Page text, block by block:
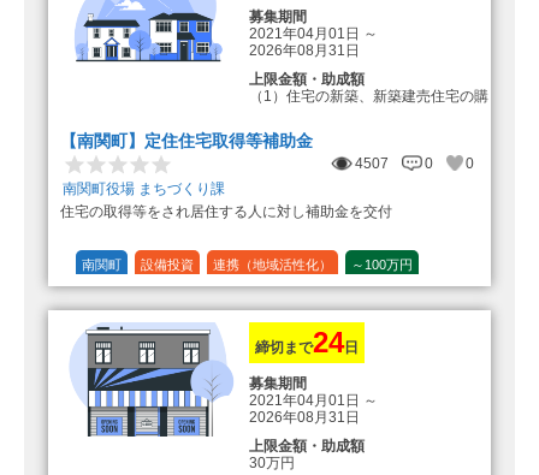
募集期間
2021年04月01日 ～
2026年08月31日
上限金額・助成額
（1）住宅の新築、新築建売住宅の購
登録事業者利用の場合25万円加
算（50万円＋25万円加算＝75万円）
算（25万円＋25万円加算＝50万円）
（3）住宅リフォーム 経費の20％
の額（限度額50万円）
（最大で50万円＋25万円加算＝75万
【南関町】定住住宅取得等補助金
4507 0
0
南関町役場 まちづくり課
住宅の取得等をされ居住する人に対し補助金を交付
南関町 設備投資 連携（地域活性化） ～100万円
締切まで24日
募集期間
2021年04月01日 ～
2026年08月31日
上限金額・助成額
30万円